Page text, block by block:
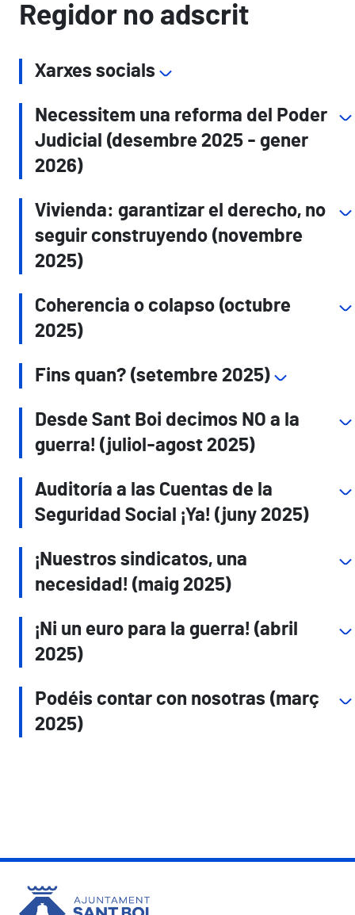
Regidor no adscrit
Xarxes socials
Necessitem una reforma del Poder
Judicial (desembre 2025 - gener
2026)
Vivienda: garantizar el derecho, no
seguir construyendo (novembre
2025)
Coherencia o colapso (octubre
2025)
Fins quan? (setembre 2025)
Desde Sant Boi decimos NO a la
guerra! (juliol-agost 2025)
Auditoría a las Cuentas de la
Seguridad Social ¡Ya! (juny 2025)
¡Nuestros sindicatos, una
necesidad! (maig 2025)
¡Ni un euro para la guerra! (abril
2025)
Podéis contar con nosotras (març
2025)